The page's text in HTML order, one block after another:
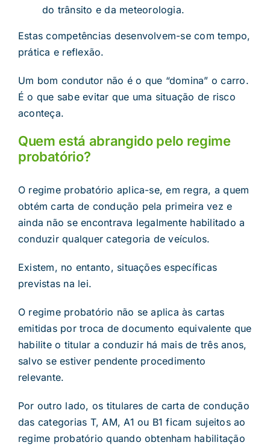
do trânsito e da meteorologia.
Estas competências desenvolvem-se com tempo,
prática e reflexão.
Um bom condutor não é o que “domina” o carro.
É o que sabe evitar que uma situação de risco
aconteça.
Quem está abrangido pelo regime
probatório?
O regime probatório aplica-se, em regra, a quem
obtém carta de condução pela primeira vez e
ainda não se encontrava legalmente habilitado a
conduzir qualquer categoria de veículos.
Existem, no entanto, situações específicas
previstas na lei.
O regime probatório não se aplica às cartas
emitidas por troca de documento equivalente que
habilite o titular a conduzir há mais de três anos,
salvo se estiver pendente procedimento
relevante.
Por outro lado, os titulares de carta de condução
das categorias T, AM, A1 ou B1 ficam sujeitos ao
regime probatório quando obtenham habilitação